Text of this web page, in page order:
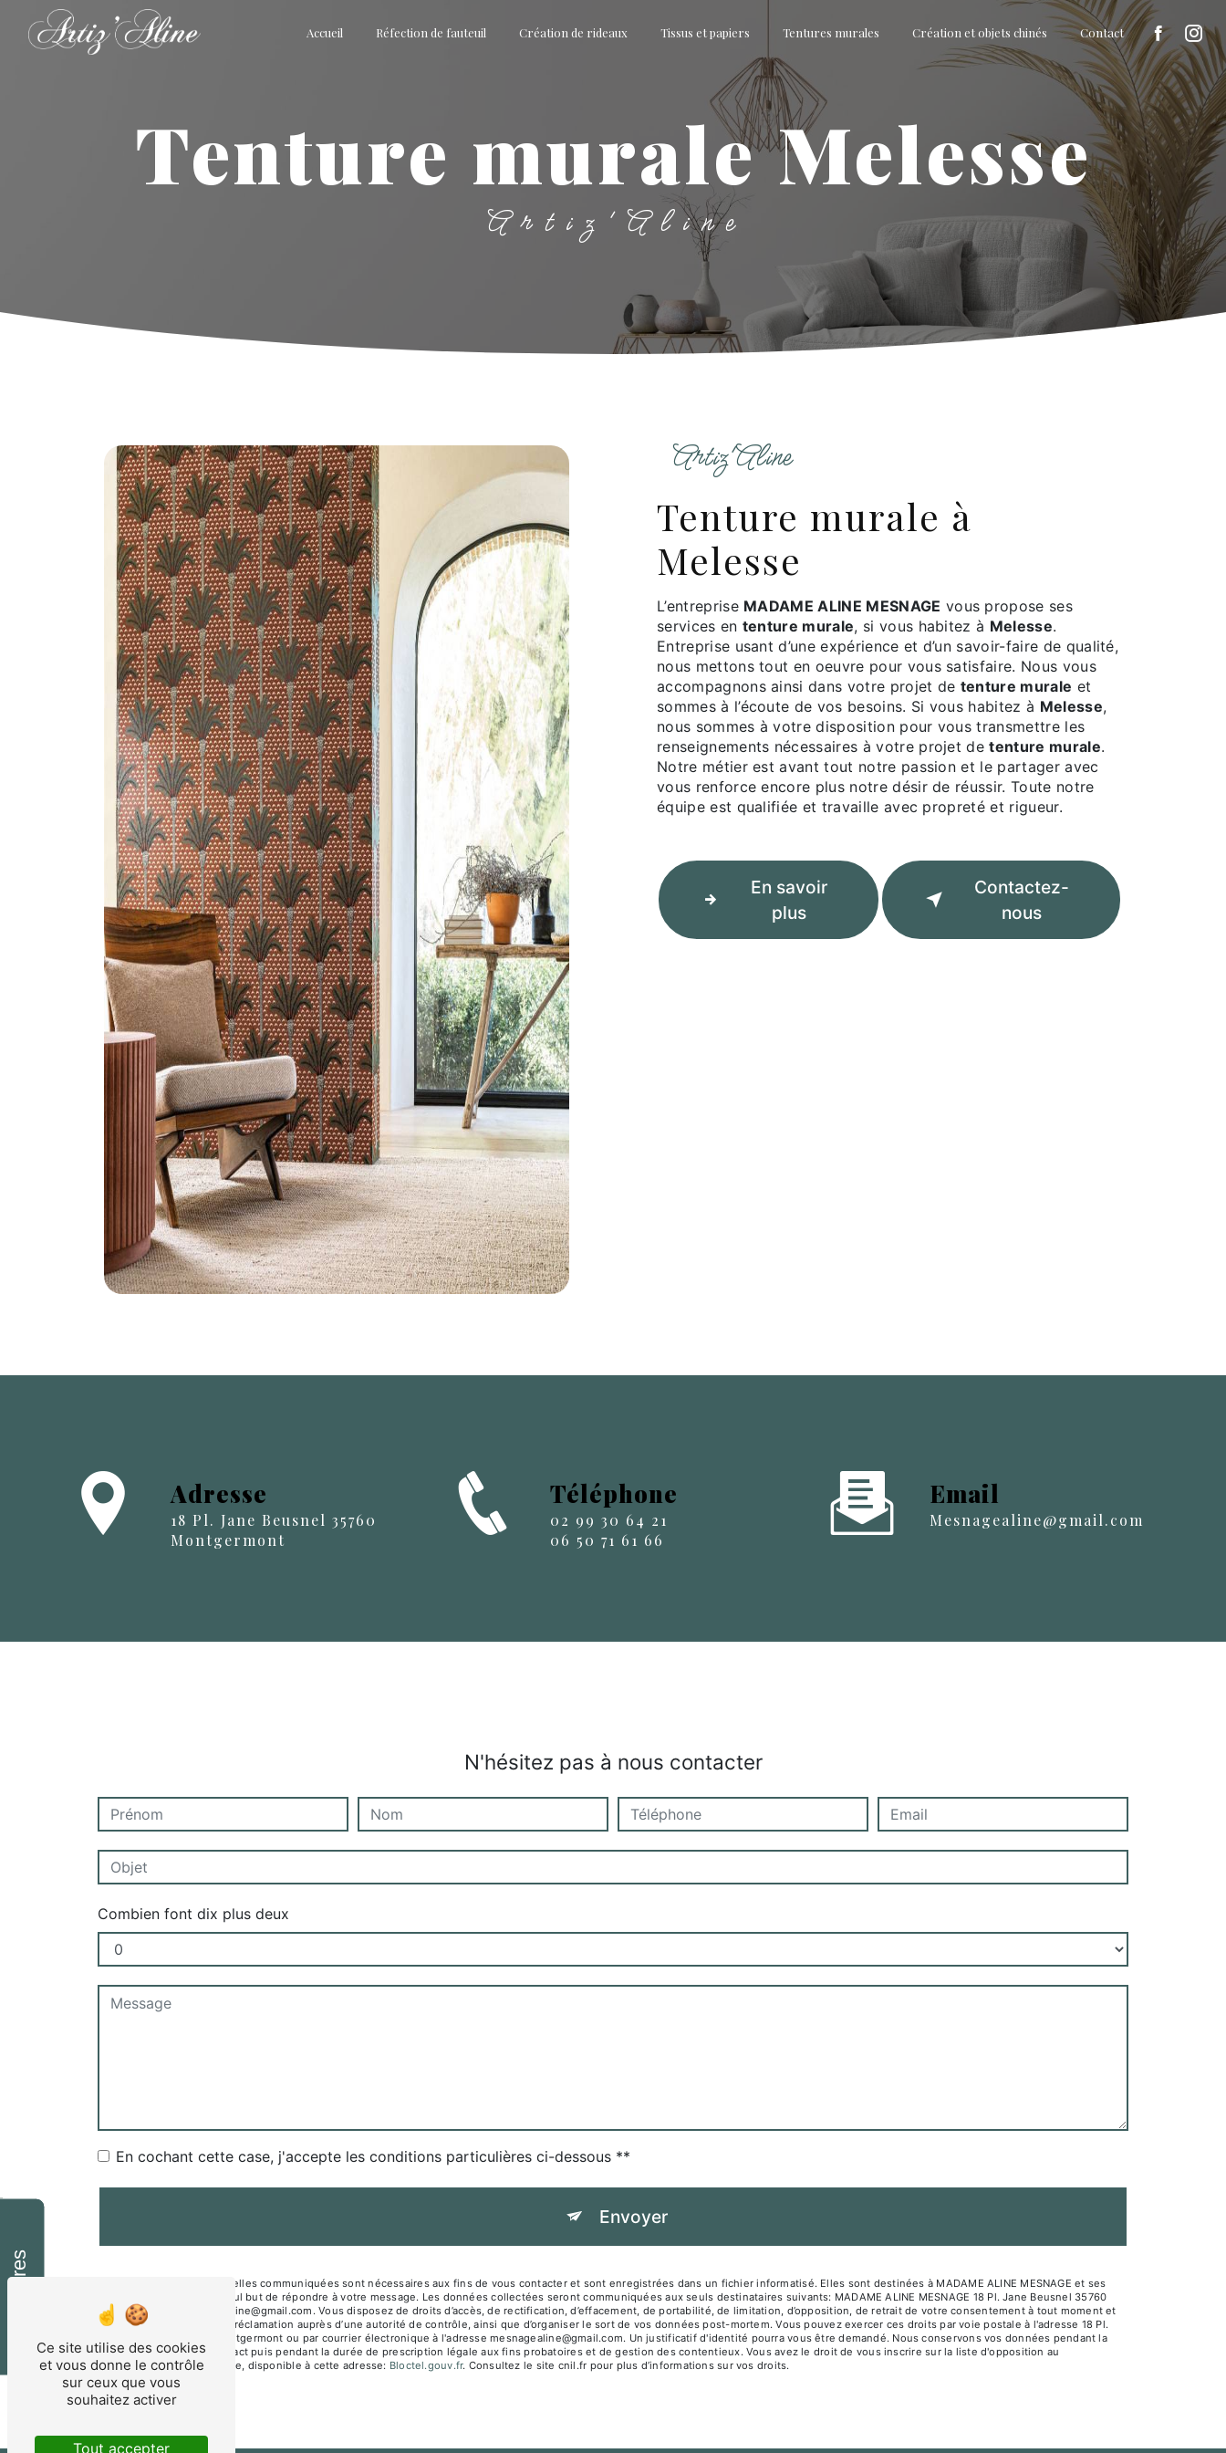
Accueil Réfection de fauteuil Création de rideaux Tissus et papiers Tentures murales Création et objets chinés Contact
tenture murale Melesse
Artiz'Aline
Artiz'Aline
tenture murale à
Melesse
L’entreprise MADAME ALINE MESNAGE vous propose ses
services en tenture murale, si vous habitez à Melesse.
Entreprise usant d’une expérience et d’un savoir-faire de qualité,
nous mettons tout en oeuvre pour vous satisfaire. Nous vous
accompagnons ainsi dans votre projet de tenture murale et
sommes à l’écoute de vos besoins. Si vous habitez à Melesse,
nous sommes à votre disposition pour vous transmettre les
renseignements nécessaires à votre projet detenture murale.
Notre métier est avant tout notre passion et le partager avec
vous renforce encore plus notre désir de réussir. Toute notre
équipe est qualifiée et travaille avec propreté et rigueur.
En savoir
plus
Contactez-
nous
Adresse
18 Pl. Jane Beusnel 35760
Montgermont
Téléphone
02 99 30 64 21
06 50 71 61 66
Email
mesnagealine@gmail.com
N'hésitez pas à nous contacter
Combien font dix plus deux
En cochant cette case, j'accepte les conditions particulières ci-dessous **
Envoyer
** Les données personnelles communiquées sont nécessaires aux fins de vous contacter et sont enregistrées dans un fichier informatisé. Elles sont destinées à MADAME ALINE MESNAGE et ses
sous-traitants dans le seul but de répondre à votre message. Les données collectées seront communiquées aux seuls destinataires suivants: MADAME ALINE MESNAGE 18 Pl. Jane Beusnel 35760
Montgermont mesnagealine@gmail.com. Vous disposez de droits d’accès, de rectification, d’effacement, de portabilité, de limitation, d’opposition, de retrait de votre consentement à tout moment et
du droit d’introduire une réclamation auprès d’une autorité de contrôle, ainsi que d’organiser le sort de vos données post-mortem. Vous pouvez exercer ces droits par voie postale à l'adresse 18 Pl.
Jane Beusnel 35760 Montgermont ou par courrier électronique à l'adresse mesnagealine@gmail.com. Un justificatif d'identité pourra vous être demandé. Nous conservons vos données pendant la
période de prise de contact puis pendant la durée de prescription légale aux fins probatoires et de gestion des contentieux. Vous avez le droit de vous inscrire sur la liste d'opposition au
démarchage téléphonique, disponible à cette adresse:
Bloctel.gouv.fr. Consultez le site cnil.fr pour plus d’informations sur vos droits.
Horaires
Panneau de gestion des cookies
Ce site utilise des cookies
et vous donne le contrôle
sur ceux que vous
souhaitez activer
Tout accepter